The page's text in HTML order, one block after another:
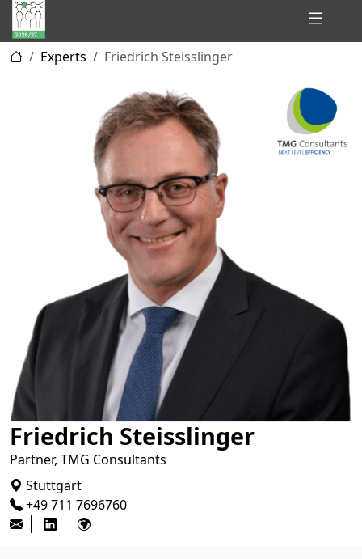
Hidden
Champions
Experts Friedrich Steisslinger
Friedrich Steisslinger
Partner, TMG Consultants
Stuttgart
+49 711 7696760